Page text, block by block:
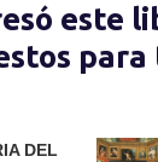
este
para
DEL